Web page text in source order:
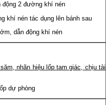
2 đường khí nén
nén tác dụng lên bánh sau
dẫn động khí nén
nhãn hiệu lốp tam giác, chịu tải
dự phòng